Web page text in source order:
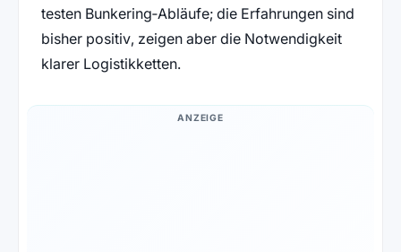
testen Bunkering‑Abläufe; die Erfahrungen sind
bisher positiv, zeigen aber die Notwendigkeit
klarer Logistikketten.
ANZEIGE